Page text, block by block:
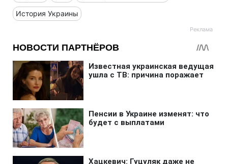
История Украины